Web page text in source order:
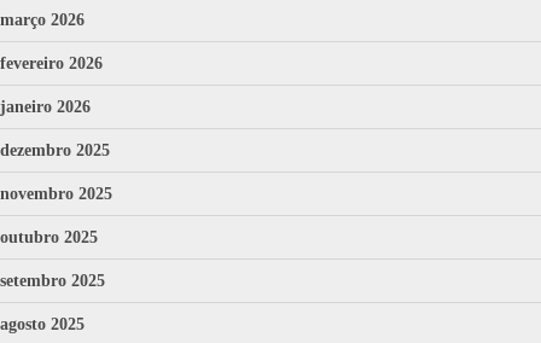
março 2026
fevereiro 2026
janeiro 2026
dezembro 2025
novembro 2025
outubro 2025
setembro 2025
agosto 2025